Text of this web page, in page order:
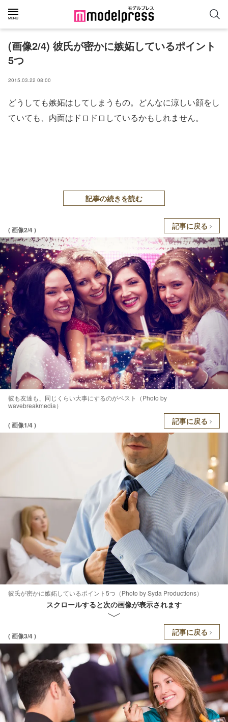
(画像2/4) 彼氏が密かに嫉妬しているポイント
5つ
2015.03.22 08:00
どうしても嫉妬はしてしまうもの。どんなに涼しい顔をし
ていても、内面はドロドロしているかもしれません。
記事の続きを読む
( 画像2/4 ) 記事に戻る
彼も友達も、同じくらい大事にするのがベスト（Photo by
wavebreakmedia）
( 画像1/4 ) 記事に戻る
彼氏が密かに嫉妬しているポイント5つ（Photo by Syda Productions）
スクロールすると次の画像が表示されます
( 画像3/4 ) 記事に戻る